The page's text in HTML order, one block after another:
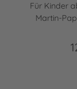
Für Kinder
Martin-